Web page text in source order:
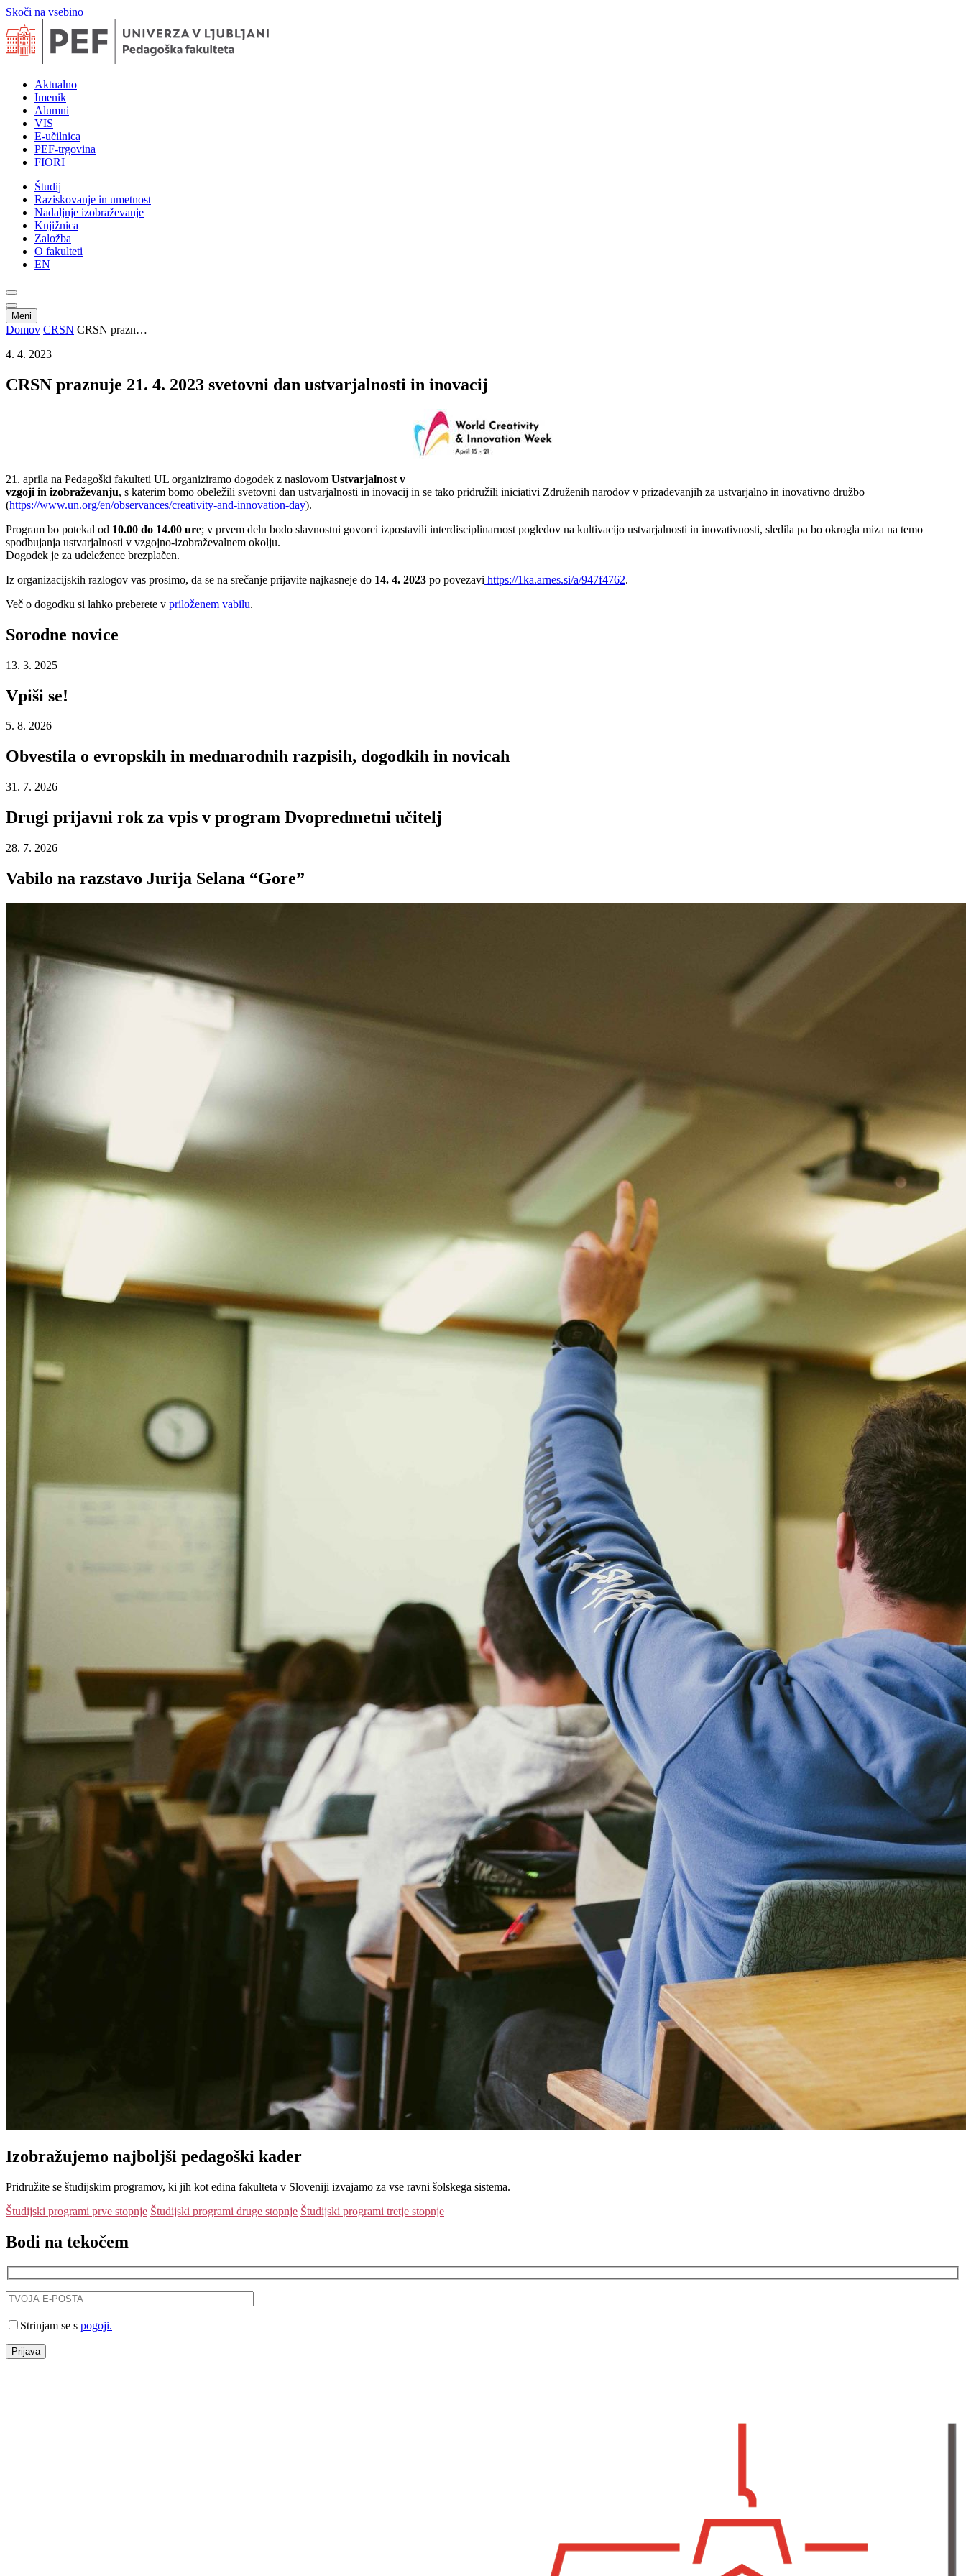
Skoči na vsebino
Aktualno
Imenik
Alumni
VIS
E-učilnica
PEF-trgovina
FIORI
Študij
Raziskovanje in umetnost
Nadaljnje izobraževanje
Knjižnica
Založba
O fakulteti
EN
Meni
Domov CRSN CRSN prazn…
4. 4. 2023
CRSN praznuje 21. 4. 2023 svetovni dan ustvarjalnosti in inovacij
21. aprila na Pedagoški fakulteti UL organiziramo dogodek z naslovom Ustvarjalnost v
vzgoji in izobraževanju, s katerim bomo obeležili svetovni dan ustvarjalnosti in inovacij in se tako pridružili iniciativi Združenih narodov v prizadevanjih za ustvarjalno in inovativno družbo
(https://www.un.org/en/observances/creativity-and-innovation-day).
Program bo potekal od 10.00 do 14.00 ure; v prvem delu bodo slavnostni govorci izpostavili interdisciplinarnost pogledov na kultivacijo ustvarjalnosti in inovativnosti, sledila pa bo okrogla miza na temo
spodbujanja ustvarjalnosti v vzgojno-izobraževalnem okolju.
Dogodek je za udeležence brezplačen.
Iz organizacijskih razlogov vas prosimo, da se na srečanje prijavite najkasneje do 14. 4. 2023 po povezavi https://1ka.arnes.si/a/947f4762.
Več o dogodku si lahko preberete v priloženem vabilu.
Sorodne novice
13. 3. 2025
Vpiši se!
5. 8. 2026
Obvestila o evropskih in mednarodnih razpisih, dogodkih in novicah
31. 7. 2026
Drugi prijavni rok za vpis v program Dvopredmetni učitelj
28. 7. 2026
Vabilo na razstavo Jurija Selana “Gore”
Izobražujemo najboljši pedagoški kader
Pridružite se študijskim programov, ki jih kot edina fakulteta v Sloveniji izvajamo za vse ravni šolskega sistema.
Študijski programi prve stopnje Študijski programi druge stopnje Študijski programi tretje stopnje
Bodi na tekočem
Strinjam se s pogoji.
Prijava